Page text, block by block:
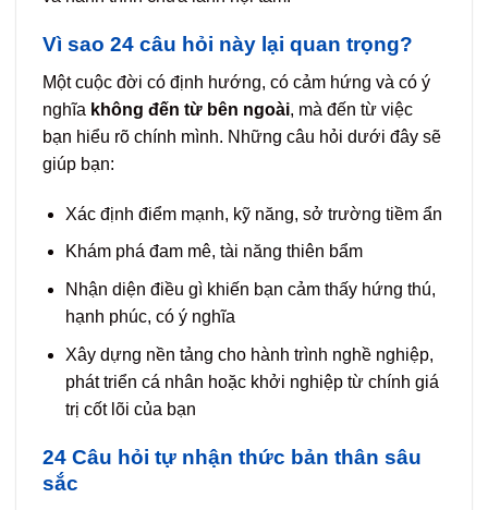
Vì sao 24 câu hỏi này lại quan trọng?
Một cuộc đời có định hướng, có cảm hứng và có ý
nghĩa không đến từ bên ngoài, mà đến từ việc
bạn hiểu rõ chính mình. Những câu hỏi dưới đây sẽ
giúp bạn:
Xác định điểm mạnh, kỹ năng, sở trường tiềm ẩn
Khám phá đam mê, tài năng thiên bẩm
Nhận diện điều gì khiến bạn cảm thấy hứng thú,
hạnh phúc, có ý nghĩa
Xây dựng nền tảng cho hành trình nghề nghiệp,
phát triển cá nhân hoặc khởi nghiệp từ chính giá
trị cốt lõi của bạn
24 Câu hỏi tự nhận thức bản thân sâu
sắc